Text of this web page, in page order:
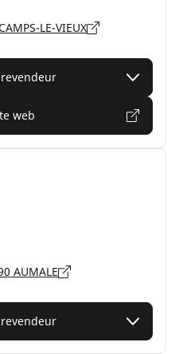
LE-VIEUX
web
AUMALE